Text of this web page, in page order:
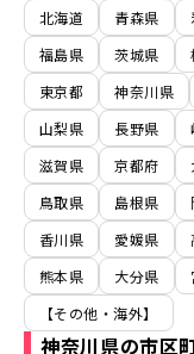
北海道 青森県
福島県
茨城県
東京都
神奈川県
山梨県
長野県
滋賀県
京都府
鳥取県
島根県
香川県
愛媛県
熊本県
大分県
【その他・海外】
神奈川県の市区